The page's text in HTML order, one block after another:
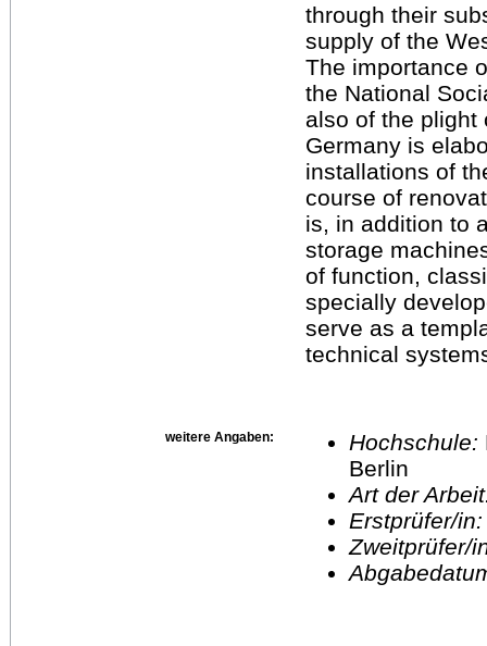
through their
supply of the
The importance
the National
also of the plight
Germany is
installations of
course of
is, in addition to
storage
of function,
specially
serve as a
technical
weitere Angaben: Hochschule:
Berlin
Art der
Erstprüfer/